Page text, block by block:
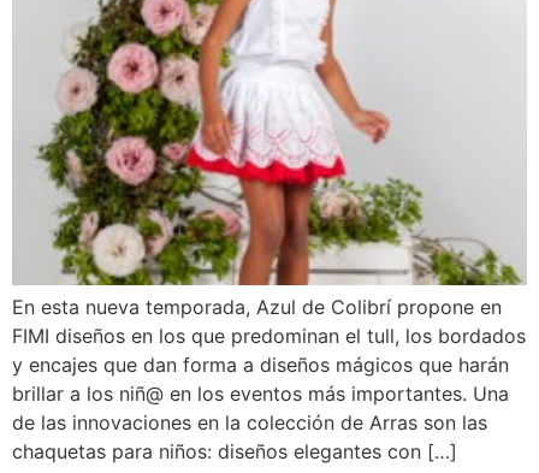
En esta nueva temporada, Azul de Colibrí propone en
FIMI diseños en los que predominan el tull, los bordados
y encajes que dan forma a diseños mágicos que harán
brillar a los niñ@ en los eventos más importantes. Una
de las innovaciones en la colección de Arras son las
chaquetas para niños: diseños elegantes con […]